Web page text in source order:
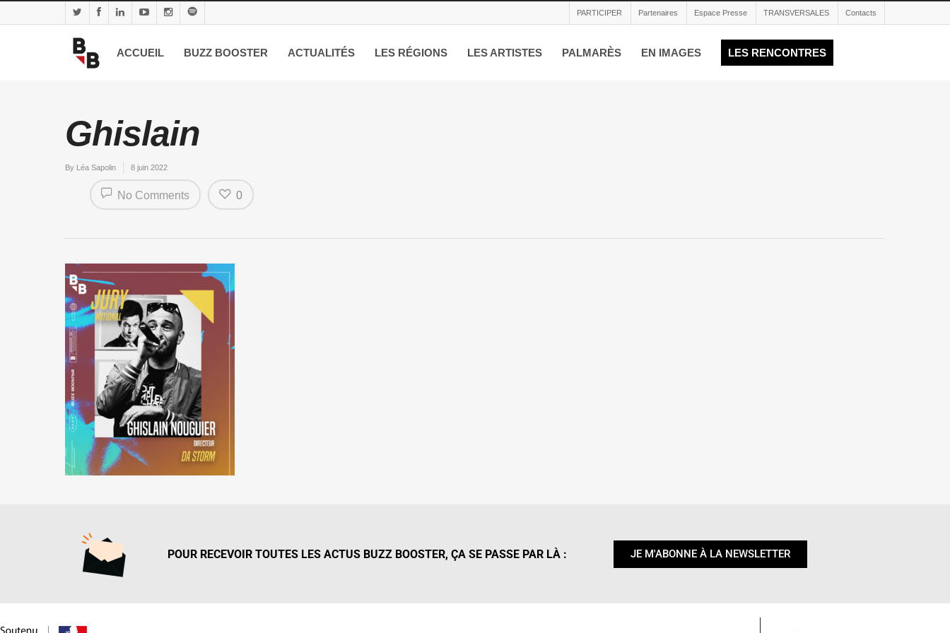
PARTICIPER Partenaires Espace Presse TRANSVERSALES Contacts
ACCUEIL BUZZ BOOSTER ACTUALITÉS LES RÉGIONS LES ARTISTES PALMARÈS EN IMAGES LES RENCONTRES
Ghislain
By Léa Sapolin 8 juin 2022
No Comments 0
POUR RECEVOIR TOUTES LES ACTUS BUZZ BOOSTER, ÇA SE PASSE PAR LÀ : JE M'ABONNE À LA NEWSLETTER